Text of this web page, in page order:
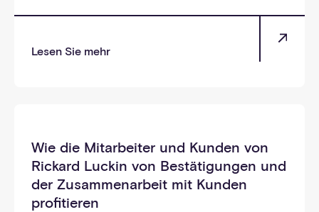
Lesen Sie mehr
Wie die Mitarbeiter und Kunden von
Rickard Luckin von Bestätigungen und
der Zusammenarbeit mit Kunden
profitieren